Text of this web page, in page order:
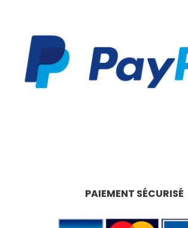
PAIEMENT SÉCURISÉ